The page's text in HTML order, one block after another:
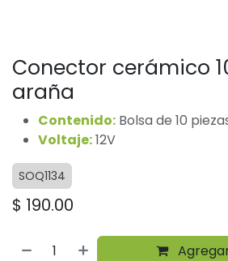
Conector cerámico
araña
Contenido: Bolsa de 10
Voltaje:12V
SOQ1134
$ 190.00